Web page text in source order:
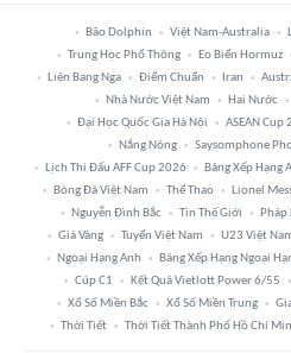
Bão Dolphin Việt Nam-Australia
Trung Học Phổ Thông
Eo Biển Hormuz
Liên Bang Nga
Điểm Chuẩn Iran
Nhà Nước Việt Nam
Hai Nước
Đại Học Quốc Gia Hà Nội
ASEAN Cup
Nắng Nóng
Saysomphone
Lịch Thi Đấu AFF Cup 2026
Bảng Xếp Hạng
Bóng Đá Việt Nam
Thể Thao Lionel
Nguyễn Đình Bắc
Tin Thế Giới Pháp
Giá Vàng
Tuyển Việt Nam U23 Việt
Ngoại Hạng Anh
Bảng Xếp Hạng Ngoại
Cúp C1
Kết Quả Vietlott Power 6/55
Xổ Số Miền Bắc
Xổ Số Miền Trung
Thời Tiết
Thời Tiết Thành Phố Hồ Chí